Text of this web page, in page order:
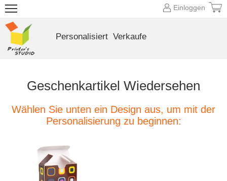
Geschenkartikel Wiedersehen
Wählen Sie unten ein Design aus, um mit der
Personalisierung zu beginnen:
Einloggen
Personalisiert Verkaufe